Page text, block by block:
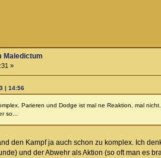
Maledictum
»
| 14:56
Parieren und Dodge ist mal ne Reaktion, mal
so...
den Kampf ja auch schon zu komplex. Ich
und der Abwehr als Aktion (so oft man es